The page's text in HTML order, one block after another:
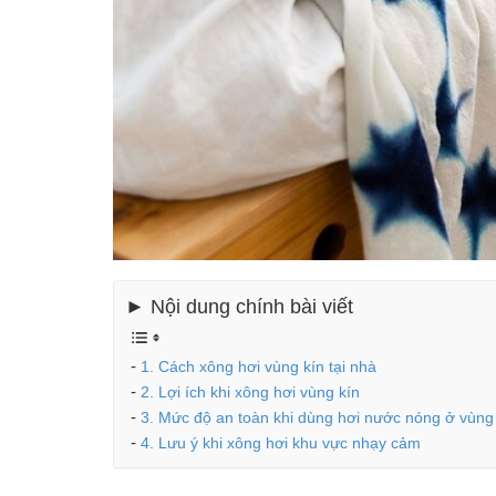
► Nội dung chính bài viết
1. Cách xông hơi vùng kín tại nhà
2. Lợi ích khi xông hơi vùng kín
3. Mức độ an toàn khi dùng hơi nước nóng ở
4. Lưu ý khi xông hơi khu vực nhạy cảm